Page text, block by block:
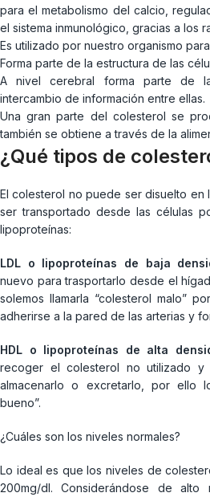
para el metabolismo del calcio,
el sistema inmunológico, gracias a los
Es utilizado por nuestro organismo
Forma parte de la estructura de las
A nivel cerebral forma parte de
intercambio de información entre ellas.
Una gran parte del colesterol se
también se obtiene a través de la
¿Qué tipos de
El colesterol no puede ser disuelto en
ser transportado desde las células
lipoproteínas:
LDL o lipoproteínas de baja
nuevo para trasportarlo desde el
solemos llamarla “colesterol malo”
adherirse a la pared de las arterias y
HDL o lipoproteínas de alta
recoger el colesterol no utilizado y
almacenarlo o excretarlo, por ello
bueno”.
¿Cuáles son los niveles normales?
Lo ideal es que los niveles de
200mg/dl. Considerándose de